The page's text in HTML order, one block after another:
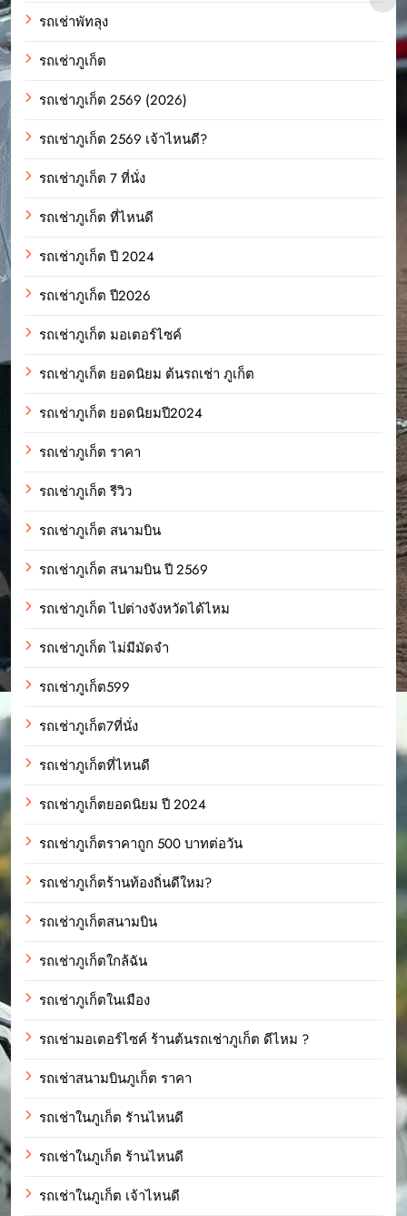
รถเช่าพัทลุง
รถเช่าภูเก็ต
รถเช่าภูเก็ต 2569 (2026)
รถเช่าภูเก็ต 2569 เจ้าไหนดี?
รถเช่าภูเก็ต 7 ที่นั่ง
รถเช่าภูเก็ต ที่ไหนดี
รถเช่าภูเก็ต ปี 2024
รถเช่าภูเก็ต ปี2026
รถเช่าภูเก็ต มอเตอร์ไซค์
รถเช่าภูเก็ต ยอดนิยม ต้นรถเช่า ภูเก็ต
รถเช่าภูเก็ต ยอดนิยมปี2024
รถเช่าภูเก็ต ราคา
รถเช่าภูเก็ต รีวิว
รถเช่าภูเก็ต สนามบิน
รถเช่าภูเก็ต สนามบิน ปี 2569
รถเช่าภูเก็ต ไปต่างจังหวัดได้ไหม
รถเช่าภูเก็ต ไม่มีมัดจำ
รถเช่าภูเก็ต599
รถเช่าภูเก็ต7ที่นั่ง
รถเช่าภูเก็ตที่ไหนดี
รถเช่าภูเก็ตยอดนิยม ปี 2024
รถเช่าภูเก็ตราคาถูก 500 บาทต่อวัน
รถเช่าภูเก็ตร้านท้องถิ่นดีใหม?
รถเช่าภูเก็ตสนามบิน
รถเช่าภูเก็ตใกล้ฉัน
รถเช่าภูเก็ตในเมือง
รถเช่ามอเตอร์ไซค์ ร้านต้นรถเช่าภูเก็ต ดีไหม ?
รถเช่าสนามบินภูเก็ต ราคา
รถเช่าในภูเก็ต รัานไหนดี
รถเช่าในภูเก็ต ร้านไหนดี
รถเช่าในภูเก็ต เจ้าไหนดี